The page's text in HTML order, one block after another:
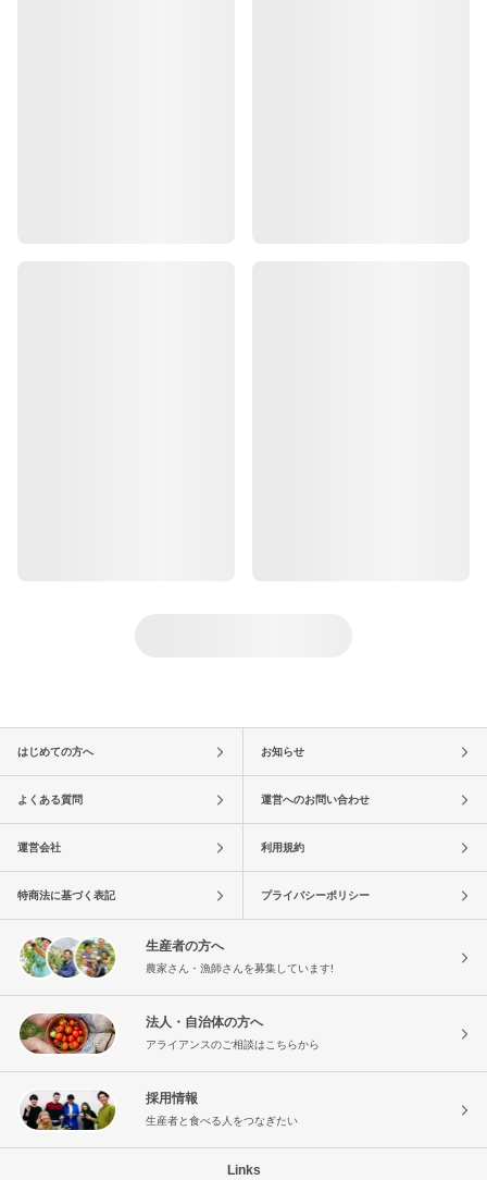
はじめての方へ お知らせ
よくある質問 運営へのお問い合わせ
運営会社 利用規約
特商法に基づく表記 プライバシーポリシー
生産者の方へ
農家さん・漁師さんを募集しています!
法人・自治体の方へ
アライアンスのご相談はこちらから
採用情報
生産者と食べる人をつなぎたい
Links